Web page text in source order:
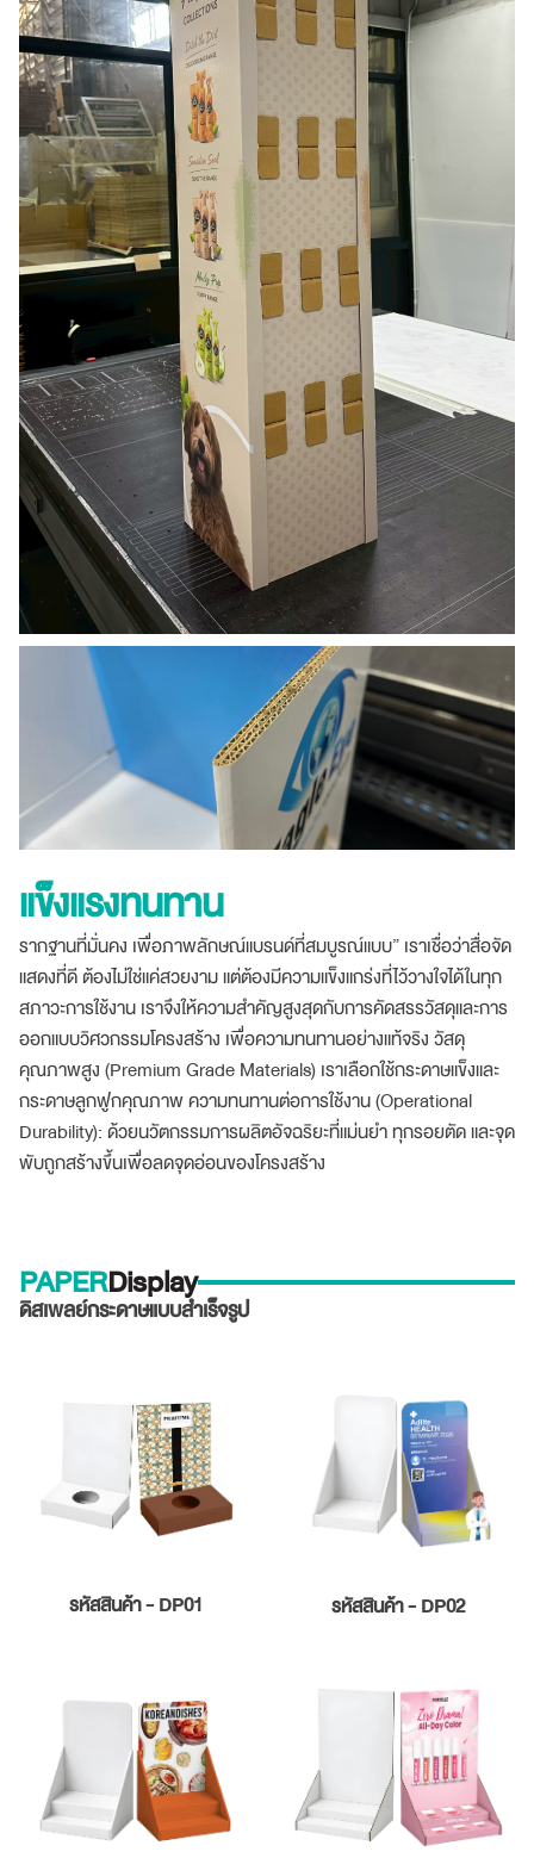
Search
for:
แข็งแรงทนทาน
รากฐานที่มั่นคง เพื่อภาพลักษณ์แบรนด์ที่สมบูรณ์แบบ” เราเชื่อว่าสื่อจัด
แสดงที่ดี ต้องไม่ใช่แค่สวยงาม แต่ต้องมีความแข็งแกร่งที่ไว้วางใจได้ในทุก
สภาวะการใช้งาน เราจึงให้ความสำคัญสูงสุดกับการคัดสรรวัสดุและการ
ออกแบบวิศวกรรมโครงสร้าง เพื่อความทนทานอย่างแท้จริง วัสดุ
คุณภาพสูง (Premium Grade Materials) เราเลือกใช้กระดาษแข็งและ
กระดาษลูกฟูกคุณภาพ ความทนทานต่อการใช้งาน (Operational
Durability): ด้วยนวัตกรรมการผลิตอัจฉริยะที่แม่นยำ ทุกรอยตัด และจุด
พับถูกสร้างขึ้นเพื่อลดจุดอ่อนของโครงสร้าง
PAPERDisplay
ดิสเพลย์กระดาษแบบสำเร็จรูป
รหัสสินค้า - DP01 รหัสสินค้า - DP02